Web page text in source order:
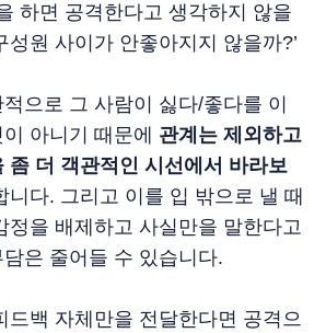
하면 공격한다고 생각하지 않을
성원 사이가 안좋아지지 않을까?’
으로 그 사람이 싫다/좋다를 이
아니기 때문에 관계는 제외하고
좀 더 객관적인 시선에서 바라보
니다. 그리고 이를 입 밖으로 낼 때
정을 배제하고 사실만을 말한다고
은 줄어들 수 있습니다.
드백 자체만을 전달한다면 공격으